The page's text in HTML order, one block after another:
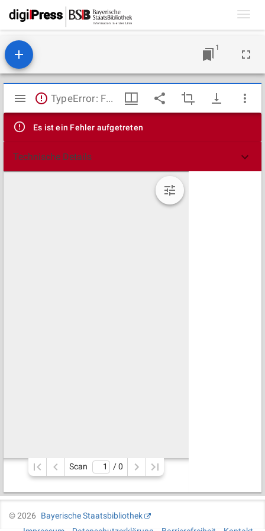
1
Mirador
Viewer
TypeError: Failed to fetch
Es ist ein Fehler aufgetreten
Technische Details
Scan / 0
©2026
Bayerische Staatsbibliothek